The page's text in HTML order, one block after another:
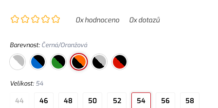
0x hodnoceno 0x dotazů
Barevnost: Černá/Oranžová
Velikost: 54
44 46 48 50 52 54 56 58